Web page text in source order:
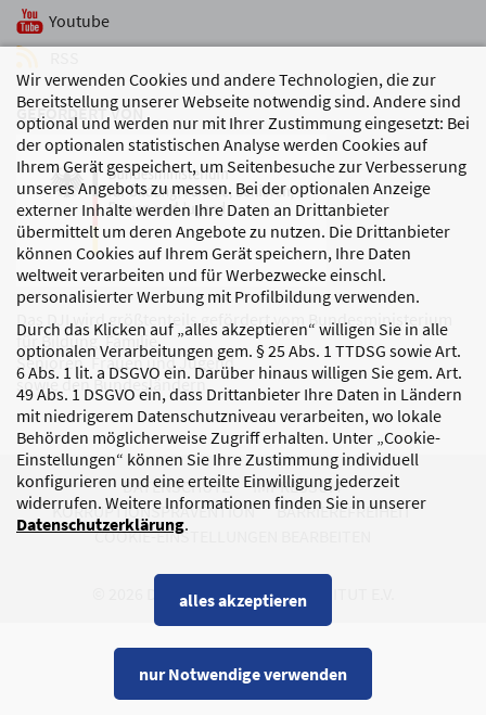
Wir verwenden Cookies und andere Technologien, die zur
Bereitstellung unserer Webseite notwendig sind. Andere sind
optional und werden nur mit Ihrer Zustimmung eingesetzt: Bei
der optionalen statistischen Analyse werden Cookies auf
Ihrem Gerät gespeichert, um Seitenbesuche zur Verbesserung
unseres Angebots zu messen. Bei der optionalen Anzeige
externer Inhalte werden Ihre Daten an Drittanbieter
übermittelt um deren Angebote zu nutzen. Die Drittanbieter
können Cookies auf Ihrem Gerät speichern, Ihre Daten
weltweit verarbeiten und für Werbezwecke einschl.
personalisierter Werbung mit Profilbildung verwenden.
Durch das Klicken auf „alles akzeptieren“ willigen Sie in alle
optionalen Verarbeitungen gem. § 25 Abs. 1 TTDSG sowie Art.
6 Abs. 1 lit. a DSGVO ein. Darüber hinaus willigen Sie gem. Art.
49 Abs. 1 DSGVO ein, dass Drittanbieter Ihre Daten in Ländern
mit niedrigerem Datenschutzniveau verarbeiten, wo lokale
Behörden möglicherweise Zugriff erhalten. Unter „Cookie-
Einstellungen“ können Sie Ihre Zustimmung individuell
konfigurieren und eine erteilte Einwilligung jederzeit
widerrufen. Weitere Informationen finden Sie in unserer
Datenschutzerklärung.
alles akzeptieren
nur Notwendige verwenden
Youtube
GEFÖRDERT VON
Das DJI wird größtenteils gefördert vom Bundesministerium
für Bildung, Familie,
Senioren, Frauen und Jugend
sowie den Bundesländern.
DATENSCHUTZ
IMPRESSUM
KORRUPTIONSPRÄVENTION
BARRIEREFREIHEIT
COOKIE-EINSTELLUNGEN BEARBEITEN
© 2026 DEUTSCHES JUGENDINSTITUT E.V.